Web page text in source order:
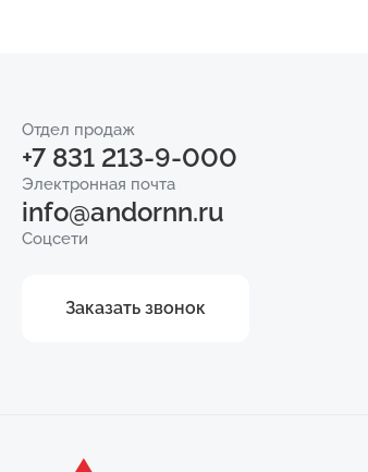
Отдел продаж
+7 831 213-9-000
Электронная почта
info@andornn.ru
Соцсети
Заказать звонок